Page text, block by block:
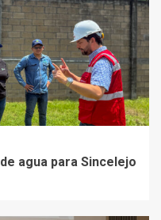
agua para Sincelejo